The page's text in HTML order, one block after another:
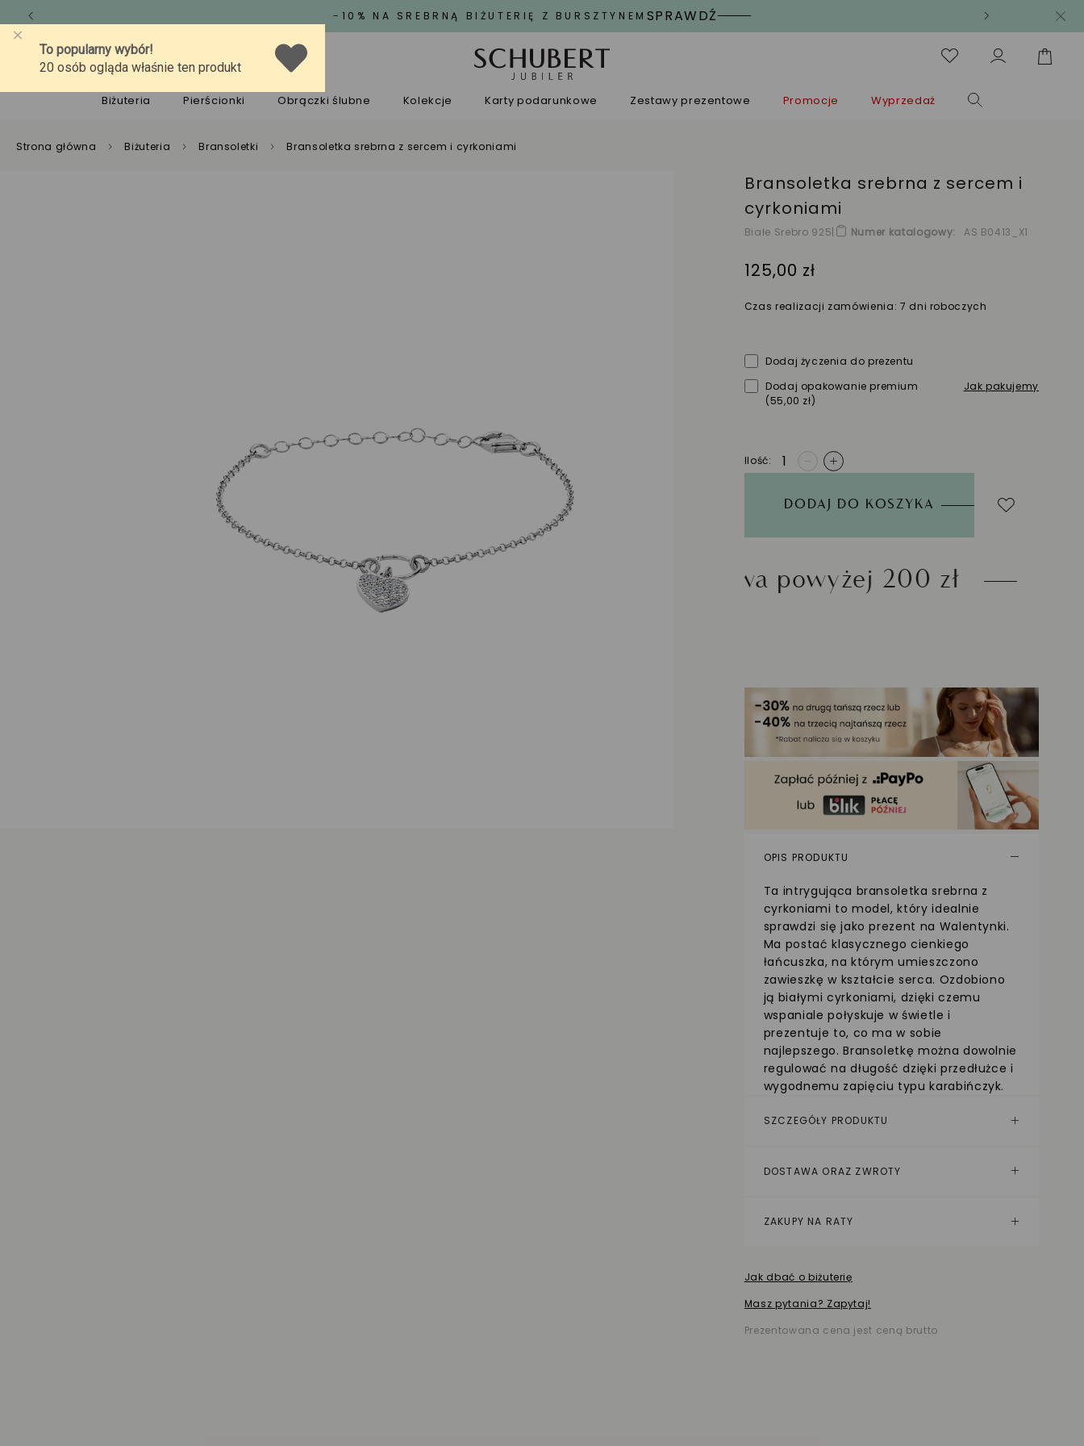
-10% NA SREBRNĄ BIŻUTERIĘ Z BURSZTYNEM SPRAWDŹ
O marceJakośćPomoc
Biżuteria Pierścionki Obrączki ślubne Kolekcje Karty podarunkowe Zestawy prezentowe Promocje Wyprzedaż
Strona główna Biżuteria Bransoletki Bransoletka srebrna z sercem i cyrkoniami
Bransoletka srebrna z sercem i
cyrkoniami
Białe Srebro 925| Numer katalogowy AS B0413_X1
125,00 zł
Czas realizacji zamówienia: 7 dni roboczych
Dodaj życzenia do prezentu
Dodaj opakowanie premium
(55,00 zł)
Jak pakujemy
Ilość +
DODAJ DO KOSZYKA
Darmowa dostawa powyżej 200 zł Możliwość
OPIS PRODUKTU
Ta intrygująca bransoletka srebrna z
cyrkoniami to model, który idealnie
sprawdzi się jako prezent na Walentynki.
Ma postać klasycznego cienkiego
łańcuszka, na którym umieszczono
zawieszkę w kształcie serca. Ozdobiono
ją białymi cyrkoniami, dzięki czemu
wspaniale połyskuje w świetle i
prezentuje to, co ma w sobie
najlepszego. Bransoletkę można dowolnie
regulować na długość dzięki przedłużce i
wygodnemu zapięciu typu karabińczyk.
SZCZEGÓŁY PRODUKTU
DOSTAWA ORAZ ZWROTY
ZAKUPY NA RATY
Jak dbać o biżuterię
Masz pytania? Zapytaj!
Prezentowana cena jest ceną brutto